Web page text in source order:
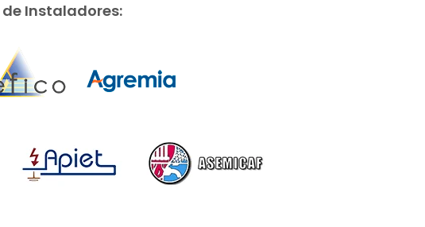
Instaladores: